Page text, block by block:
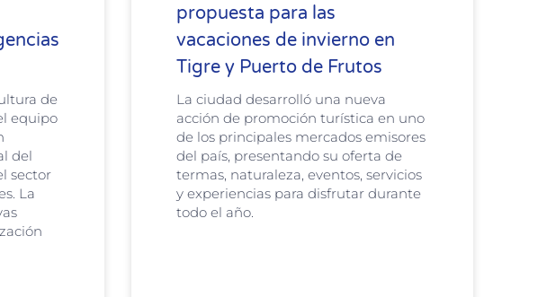
de
equipo
del
sector
La
propuesta para las
vacaciones de invierno en
Tigre y Puerto de Frutos
La ciudad desarrolló una nueva
acción de promoción turística en uno
de los principales mercados emisores
del país, presentando su oferta de
termas, naturaleza, eventos, servicios
y experiencias para disfrutar durante
todo el año.